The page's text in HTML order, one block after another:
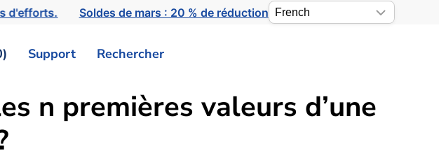
d'efforts. Soldes de mars : 20 % de réduction
Support Rechercher
n premières valeurs d’une